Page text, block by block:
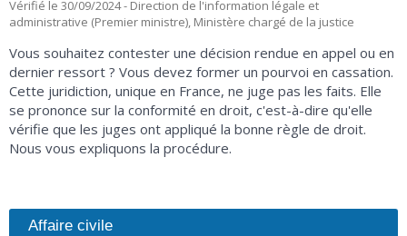
Vérifié le 30/09/2024 - Direction de l'information légale et
administrative (Premier ministre), Ministère chargé de la justice
Vous souhaitez contester une décision rendue en appel ou en
dernier ressort ? Vous devez former un pourvoi en cassation.
Cette juridiction, unique en France, ne juge pas les faits. Elle
se prononce sur la conformité en droit, c'est-à-dire qu'elle
vérifie que les juges ont appliqué la bonne règle de droit.
Nous vous expliquons la procédure.
Affaire civile